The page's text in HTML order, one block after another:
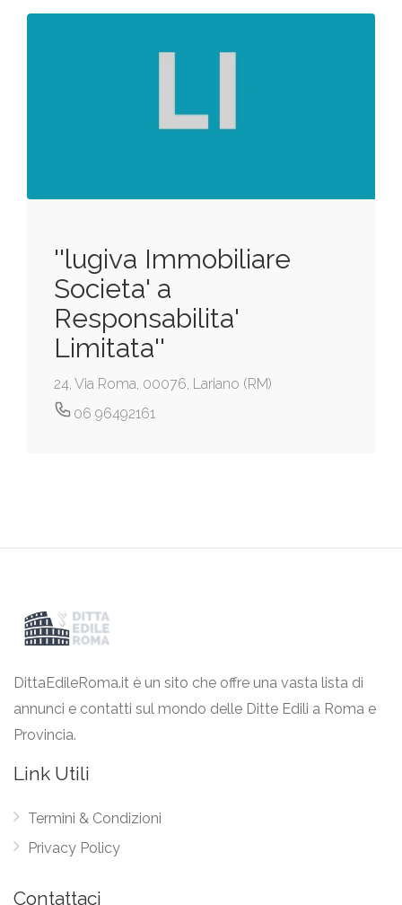
''lugiva Immobiliare
Societa' a
Responsabilita'
Limitata''
24, Via Roma, 00076, Lariano (RM)
06 96492161
DittaEdileRoma.it è un sito che offre una vasta lista di
annunci e contatti sul mondo delle Ditte Edili a Roma e
Provincia.
Link Utili
Termini & Condizioni
Privacy Policy
Contattaci